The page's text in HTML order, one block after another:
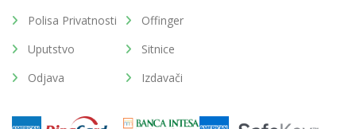
Polisa Privatnosti
Uputstvo
Odjava
Offinger
Sitnice
Izdavači